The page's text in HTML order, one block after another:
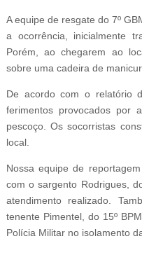
A equipe de resgate do 7º
a ocorrência, inicialmente
Porém, ao chegarem ao
sobre uma cadeira de
De acordo com o relatório
ferimentos provocados por
pescoço. Os socorristas
local.
Nossa equipe de
com o sargento Rodrigues,
atendimento realizado.
tenente Pimentel, do 15º
Polícia Militar no isolamento